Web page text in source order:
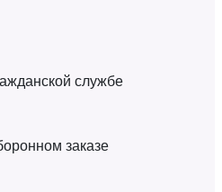
службе
заказе